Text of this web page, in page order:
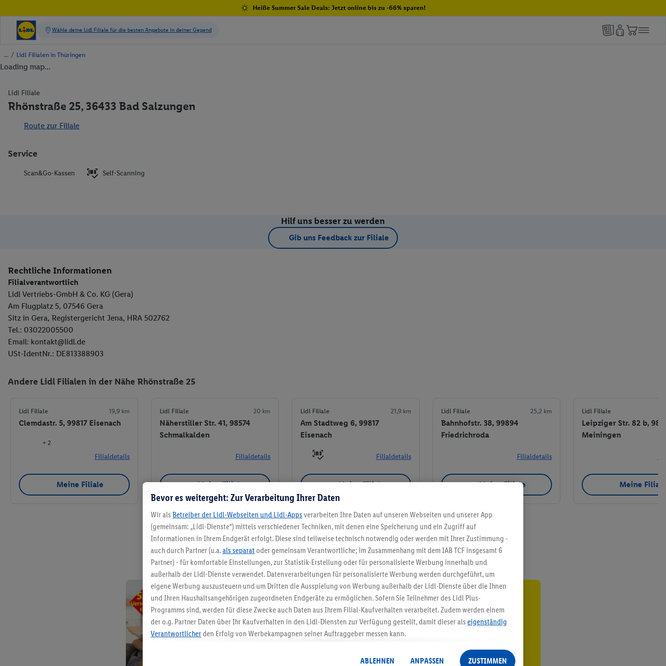
Heiße Summer Sale Deals: Jetzt online bis zu -66% sparen!
/ Lidl Filialen in Thüringen
Loading map...
Lidl Filiale
Rhönstraße 25, 36433 Bad Salzungen
Route zur Filiale
Service
Scan&Go-Kassen Self-Scanning
Hilf uns besser zu werden
Gib uns Feedback zur Filiale
Rechtliche Informationen
Filialverantwortlich
Lidl Vertriebs-GmbH & Co. KG (Gera)
Am Flugplatz 5, 07546 Gera
Sitz in Gera, Registergericht Jena, HRA 502762
Tel.: 03022005500
Email: kontakt@lidl.de
USt-IdentNr.: DE813388903
Andere Lidl Filialen in der Nähe Rhönstraße 25
Lidl Filiale 19,9 km
Clemdastr. 5, 99817 Eisenach
+ 2
Filialdetails
Meine Filiale
Lidl Filiale 20 km
Näherstiller Str. 41, 98574
Schmalkalden
Filialdetails
Meine Filiale
Lidl Filiale 21,9 km
Am Stadtweg 6, 99817
Eisenach
Filialdetails
Meine Filiale
Lidl Filiale 25,2 km
Bahnhofstr. 38, 99894
Friedrichroda
Filialdetails
Meine Filiale
Lidl Filiale
Leipziger Str. 82 b,
Meiningen
Meine
Meine Filiale
5.95 € Versand sparen³²ᵃ
Jetzt zum Newsletter anmelden
Bevor es weitergeht: Zur Verarbeitung Ihrer Daten
Wir als Betreiber der Lidl-Webseiten und Lidl-Apps verarbeiten Ihre Daten auf unseren Webseiten und unserer App
(gemeinsam: „Lidl-Dienste“) mittels verschiedener Techniken, mit denen eine Speicherung und ein Zugriff auf
Informationen in Ihrem Endgerät erfolgt. Diese sind teilweise technisch notwendig oder werden mit Ihrer Zustimmung -
auch durch Partner (u.a.als separat oder gemeinsam Verantwortliche; im Zusammenhang mit dem IAB TCF insgesamt 6
Partner) - für komfortable Einstellungen, zur Statistik-Erstellung oder für personalisierte Werbung innerhalb und
außerhalb der Lidl-Dienste verwendet. Datenverarbeitungen für personalisierte Werbung werden durchgeführt, um
eigene Werbung auszusteuern und um Dritten die Ausspielung von Werbung außerhalb der Lidl-Dienste über die Ihnen
und Ihren Haushaltsangehörigen zugeordneten Endgeräte zu ermöglichen. Sofern Sie Teilnehmer des Lidl Plus-
Programms sind, werden für diese Zwecke auch Daten aus Ihrem Filial-Kaufverhalten verarbeitet. Zudem werden einem
der o.g. Partner Daten über Ihr Kaufverhalten in den Lidl-Diensten zur Verfügung gestellt, damit dieser als eigenständig
Verantwortlicherden Erfolg von Werbekampagnen seiner Auftraggeber messen kann.
angereicherten Profilen. Dies umfasst die Zusammenführung von Daten (z.B. über Ihre Nutzung der Lidl-Dienste, Ihr
ABLEHNEN ANPASSEN ZUSTIMMEN